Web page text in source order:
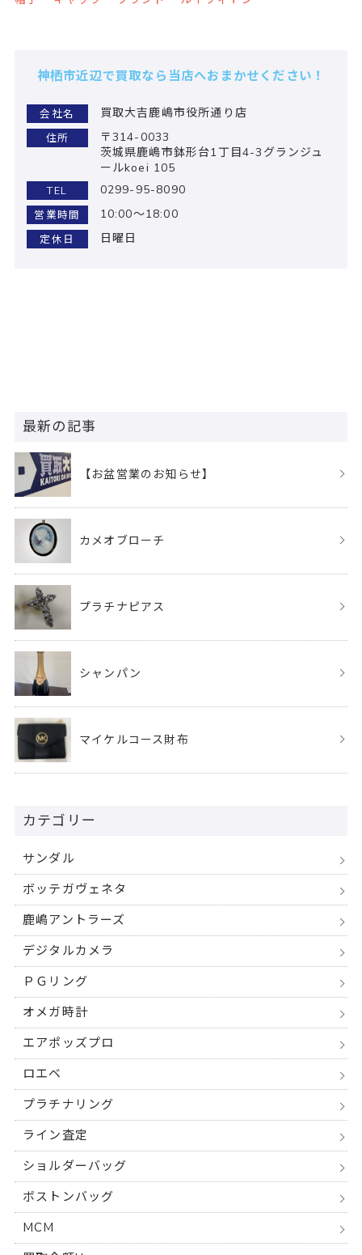
神栖市近辺で買取なら当店へおまかせください！
会社名 買取大吉鹿嶋市役所通り店
住所
〒314-0033
茨城県鹿嶋市鉢形台1丁目4-3グランジュ
ールkoei 105
TEL 0299-95-8090
営業時間 10:00～18:00
定休日 日曜日
最新の記事
【お盆営業のお知らせ】
カメオブローチ
プラチナピアス
シャンパン
マイケルコース財布
カテゴリー
サンダル
ボッテガヴェネタ
鹿嶋アントラーズ
デジタルカメラ
ＰＧリング
オメガ時計
エアポッズプロ
ロエベ
プラチナリング
ライン査定
ショルダーバッグ
ボストンバッグ
MCM